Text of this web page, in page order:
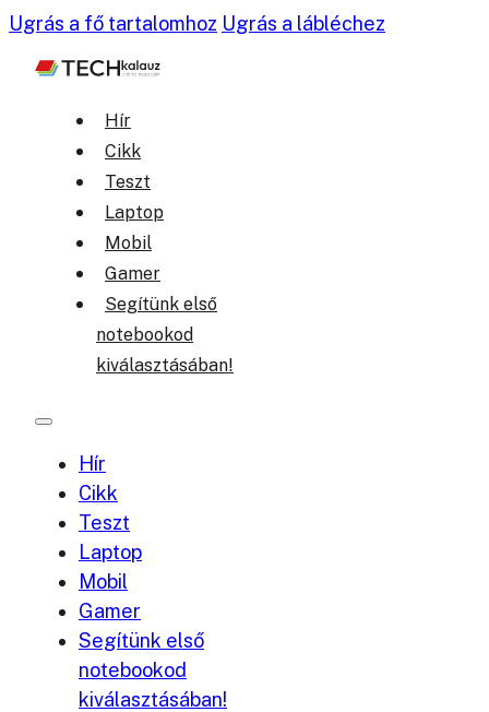
Ugrás a fő tartalomhoz Ugrás a lábléchez
Hír
Cikk
Teszt
Laptop
Mobil
Gamer
Segítünk első
notebookod
kiválasztásában!
Hír
Cikk
Teszt
Laptop
Mobil
Gamer
Segítünk első
notebookod
kiválasztásában!